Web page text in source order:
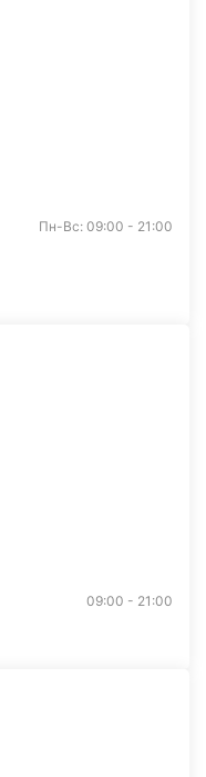
Пн-Вс: 09:00 - 21:00
09:00 - 21:00